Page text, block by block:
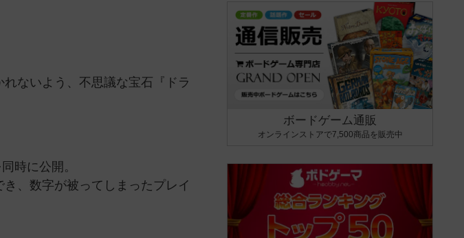
ないよう、不思議な宝石『ドラ
時に公開。
、数字が被ってしまったプレイ
ボードゲーム通販
オンラインストアで7,500商品を販売中